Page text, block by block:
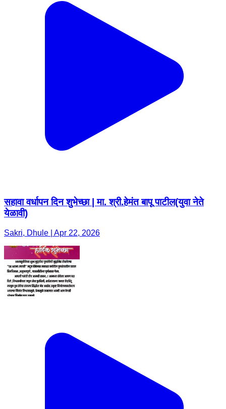
सहावा वर्धापन दिन शुभेच्छा | मा. श्री.हेमंत बापू पाटील(युवा नेते
येळावी)
Sakri, Dhule | Apr 22, 2026